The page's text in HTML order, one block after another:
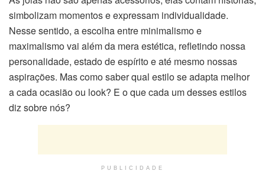
simbolizam momentos e expressam individualidade.
Nesse sentido, a escolha entre minimalismo e
maximalismo vai além da mera estética, refletindo nossa
personalidade, estado de espírito e até mesmo nossas
aspirações. Mas como saber qual estilo se adapta melhor
a cada ocasião ou look? E o que cada um desses estilos
diz sobre nós?
PUBLICIDADE